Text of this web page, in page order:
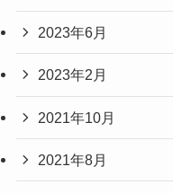
2023年6月
2023年2月
2021年10月
2021年8月